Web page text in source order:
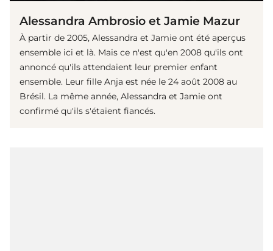
Alessandra Ambrosio et Jamie Mazur
À partir de 2005, Alessandra et Jamie ont été aperçus
ensemble ici et là. Mais ce n'est qu'en 2008 qu'ils ont
annoncé qu'ils attendaient leur premier enfant
ensemble. Leur fille Anja est née le 24 août 2008 au
Brésil. La même année, Alessandra et Jamie ont
confirmé qu'ils s'étaient fiancés.